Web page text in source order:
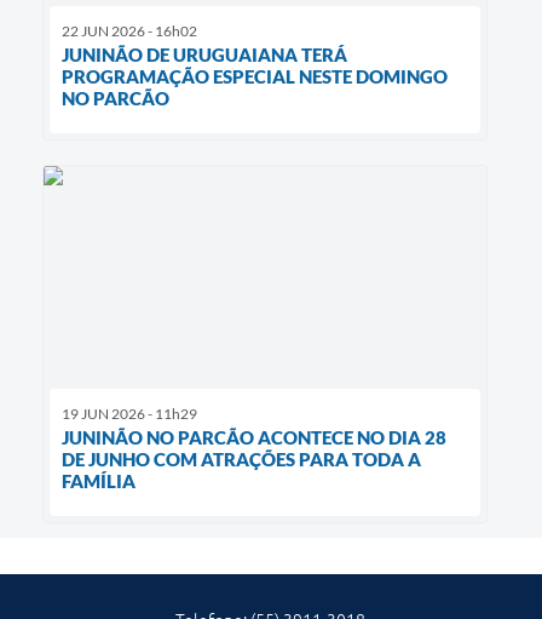
22 JUN 2026 - 16h02
JUNINÃO DE URUGUAIANA TERÁ
PROGRAMAÇÃO ESPECIAL NESTE DOMINGO
NO PARCÃO
19 JUN 2026 - 11h29
JUNINÃO NO PARCÃO ACONTECE NO DIA 28
DE JUNHO COM ATRAÇÕES PARA TODA A
FAMÍLIA